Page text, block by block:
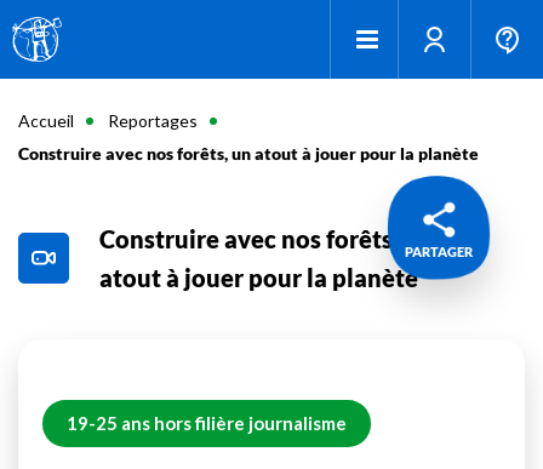
Accueil
Reportages
Construire avec nos forêts, un atout à jouer pour la planète
PARTAGER
Construire avec nos forêts, un
atout à jouer pour la planète
19-25 ans hors filière journalisme